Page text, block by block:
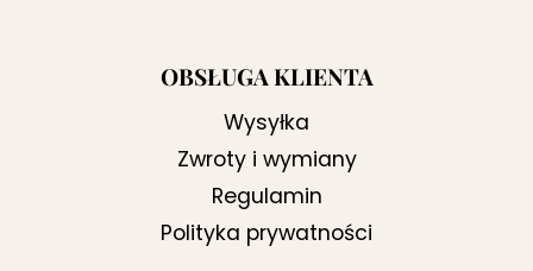
OBSŁUGA KLIENTA
Wysyłka
Zwroty i wymiany
Regulamin
Polityka prywatności